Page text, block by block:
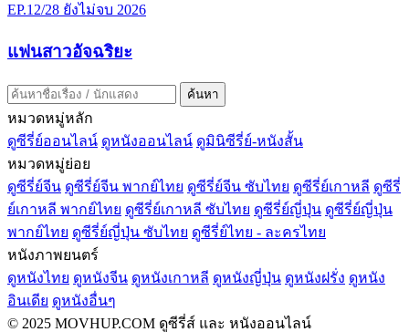
EP.12/28 ยังไม่จบ 2026
แฟนสาวอัจฉริยะ
ค้นหา
หมวดหมู่หลัก
ดูซีรี่ย์ออนไลน์ ดูหนังออนไลน์ ดูมินิซีรี่ย์-หนังสั้น
หมวดหมู่ย่อย
ดูซีรี่ย์จีน ดูซีรี่ย์จีน พากย์ไทย ดูซีรี่ย์จีน ซับไทย ดูซีรี่ย์เกาหลี ดูซีรี่
ย์เกาหลี พากย์ไทย ดูซีรี่ย์เกาหลี ซับไทย ดูซีรี่ย์ญี่ปุ่น ดูซีรี่ย์ญี่ปุ่น
พากย์ไทย ดูซีรี่ย์ญี่ปุ่น ซับไทย ดูซีรี่ย์ไทย - ละครไทย
หนังภาพยนตร์
ดูหนังไทย ดูหนังจีน ดูหนังเกาหลี ดูหนังญี่ปุ่น ดูหนังฝรั่ง ดูหนัง
อินเดีย ดูหนังอื่นๆ
© 2025 MOVHUP.COM ดูซีรี่ส์ และ หนังออนไลน์